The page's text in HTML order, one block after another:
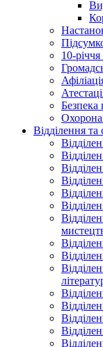
10-
Безпека
Охорона
Відділення та